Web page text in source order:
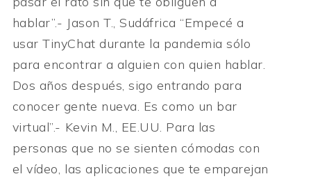
hablar”.- Jason T., Sudáfrica “Empecé a
usar TinyChat durante la pandemia sólo
para encontrar a alguien con quien hablar.
Dos años después, sigo entrando para
conocer gente nueva. Es como un bar
virtual”.- Kevin M., EE.UU. Para las
personas que no se sienten cómodas con
el vídeo, las aplicaciones que te emparejan